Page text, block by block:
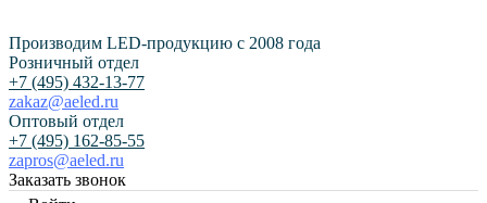
Производим LED-продукцию с 2008 года
Розничный отдел
+7 (495) 432-13-77
zakaz@aeled.ru
Оптовый отдел
+7 (495) 162-85-55
zapros@aeled.ru
Заказать звонок